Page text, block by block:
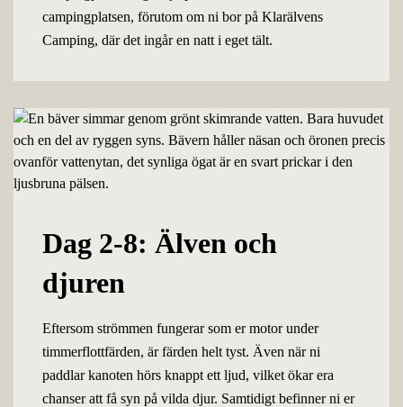
campingplatsen, förutom om ni bor på Klarälvens
Camping, där det ingår en natt i eget tält.
Dag 2-8: Älven och
djuren
Eftersom strömmen fungerar som er motor under
timmerflottfärden, är färden helt tyst. Även när ni
paddlar kanoten hörs knappt ett ljud, vilket ökar era
chanser att få syn på vilda djur. Samtidigt befinner ni er